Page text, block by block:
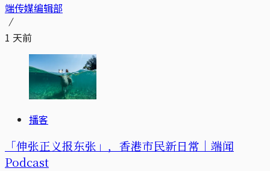
端传媒编辑部
1 天前
播客
「伸张正义报东张」，香港市民新日常｜端闻
Podcast